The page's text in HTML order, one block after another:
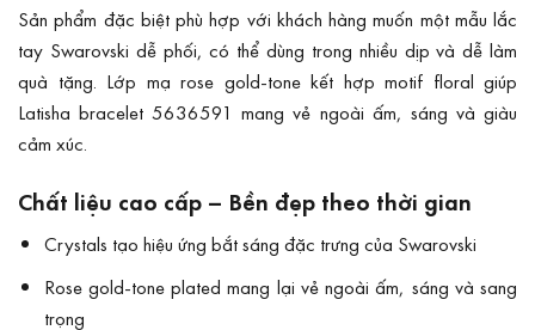
Sản phẩm đặc biệt phù hợp với khách hàng muốn một mẫu lắc
tay Swarovski dễ phối, có thể dùng trong nhiều dịp và dễ làm
quà tặng. Lớp mạ rose gold-tone kết hợp motif floral giúp
Latisha bracelet 5636591 mang vẻ ngoài ấm, sáng và giàu
cảm xúc.
Chất liệu cao cấp – Bền đẹp theo thời gian
Crystals tạo hiệu ứng bắt sáng đặc trưng của Swarovski
Rose gold-tone plated mang lại vẻ ngoài ấm, sáng và sang
trọng